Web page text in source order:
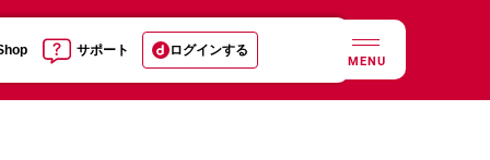
サポート ログインする
MENU